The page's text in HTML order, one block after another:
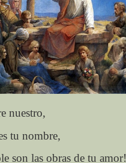
nuestro,
tu nombre,
son las obras de tu amor!